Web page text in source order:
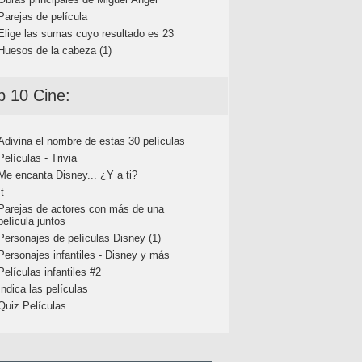
de película
las sumas cuyo resultado es 23
de la cabeza (1)
10 Cine:
el nombre de estas 30 películas
- Trivia
encanta Disney... ¿Y a ti?
de actores con más de una
juntos
de películas Disney (1)
infantiles - Disney y más
infantiles #2
las películas
Películas